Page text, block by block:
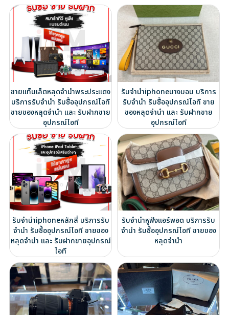
ขายแท็บเล็ตหลุดจำนำพระประแดง
บริการรับจำนำ รับซื้ออุปกรณ์ไอที
ขายของหลุดจำนำ และ รับฝากขาย
อุปกรณ์ไอที
รับจำนำiphoneบางบอน บริการ
รับจำนำ รับซื้ออุปกรณ์ไอที ขาย
ของหลุดจำนำ และ รับฝากขาย
อุปกรณ์ไอที
รับจำนำiphoneหลักสี่ บริการรับ
จำนำ รับซื้ออุปกรณ์ไอที ขายของ
หลุดจำนำ และ รับฝากขายอุปกรณ์
ไอที
รับจำนำหูฟังแอร์พอด บริการรับ
จำนำ รับซื้ออุปกรณ์ไอที ขายของ
หลุดจำนำ